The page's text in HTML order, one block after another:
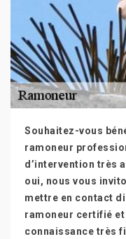
Souhaitez-vous
ramoneur
d’intervention très
oui, nous vous
mettre en contact
ramoneur certifié
connaissance très